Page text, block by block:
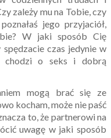
zależy mu na Tobie, czy
jego przyjaciół,
W jaki sposób Cię
czas jedynie w
chodzi o seks i dobrą
mogą brać się ze
kocham, może nie paść
to, że partnerowi na
uwagę w jaki sposób